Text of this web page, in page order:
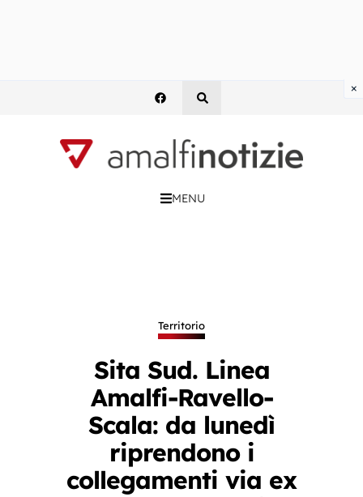
MENU
Territorio
Sita Sud. Linea
Amalfi-Ravello-
Scala: da lunedì
riprendono i
collegamenti via ex
×